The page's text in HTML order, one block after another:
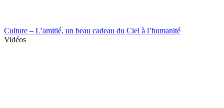
Culture – L’amitié, un beau cadeau du Ciel à l’humanité
Vidéos